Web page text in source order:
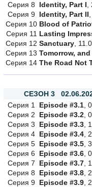
Серия 8
Identity, Part I
Серия 9 Identity, Part II
Серия 10 Blood of
Серия 11 Lasting
Серия 12 Sanctuary ,
Серия 13 Tomorrow,
Серия 14 The Road Not
СЕЗОН 3
Серия 1
Episode #3.1 ,
Серия 2
Episode #3.2 ,
Серия 3
Episode #3.3 ,
Серия 4 Episode #3.4 ,
Серия 5 Episode #3.5 ,
Серия 6
Episode #3.6 ,
Серия 7
Episode #3.7 ,
Серия 8
Episode #3.8 ,
Серия 9 Episode #3.9 ,